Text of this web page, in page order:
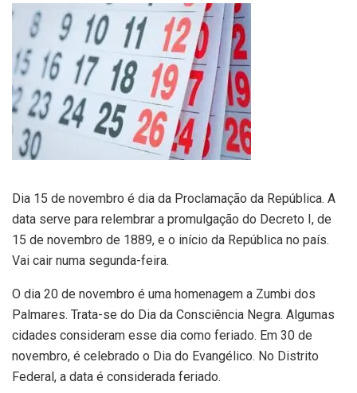
Dia 15 de novembro é dia da Proclamação da República. A
data serve para relembrar a promulgação do Decreto I, de
15 de novembro de 1889, e o início da República no país.
Vai cair numa segunda-feira.
O dia 20 de novembro é uma homenagem a Zumbi dos
Palmares. Trata-se do Dia da Consciência Negra. Algumas
cidades consideram esse dia como feriado. Em 30 de
novembro, é celebrado o Dia do Evangélico. No Distrito
Federal, a data é considerada feriado.